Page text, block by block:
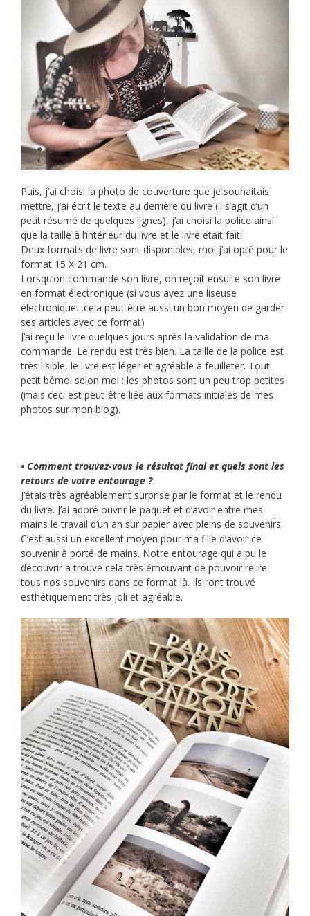
Puis, j’ai choisi la photo de couverture que je souhaitais
mettre, j’ai écrit le texte au derrière du livre (il s’agit d’un
petit résumé de quelques lignes), j’ai choisi la police ainsi
que la taille à l’intérieur du livre et le livre était fait!
Deux formats de livre sont disponibles, moi j’ai opté pour le
format 15 X 21 cm.
Lorsqu’on commande son livre, on reçoit ensuite son livre
en format électronique (si vous avez une liseuse
électronique…cela peut être aussi un bon moyen de garder
ses articles avec ce format)
J’ai reçu le livre quelques jours après la validation de ma
commande. Le rendu est très bien. La taille de la police est
très lisible, le livre est léger et agréable à feuilleter. Tout
petit bémol selon moi : les photos sont un peu trop petites
(mais ceci est peut-être liée aux formats initiales de mes
photos sur mon blog).
• Comment trouvez-vous le résultat final et quels sont les
retours de votre entourage ?
J’étais très agréablement surprise par le format et le rendu
du livre. J’ai adoré ouvrir le paquet et d’avoir entre mes
mains le travail d’un an sur papier avec pleins de souvenirs.
C’est aussi un excellent moyen pour ma fille d’avoir ce
souvenir à porté de mains. Notre entourage qui a pu le
découvrir a trouvé cela très émouvant de pouvoir relire
tous nos souvenirs dans ce format là. Ils l’ont trouvé
esthétiquement très joli et agréable.